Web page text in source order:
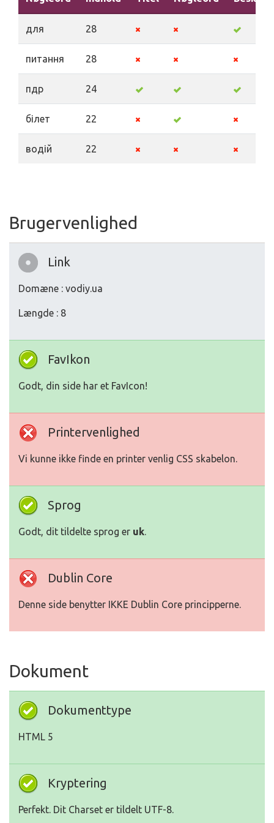
для 28
питання 28
пдр 24
білет 22
водій 22
Brugervenlighed
Link
Domæne : vodiy.ua
Længde : 8
FavIkon
Godt, din side har et FavIcon!
Printervenlighed
Vi kunne ikke finde en printer venlig CSS skabelon.
Sprog
Godt, dit tildelte sprog er uk.
Dublin Core
Denne side benytter IKKE Dublin Core principperne.
Dokument
Dokumenttype
HTML 5
Kryptering
Perfekt. Dit Charset er tildelt UTF-8.